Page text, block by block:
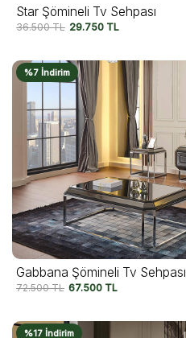
Star Şömineli Tv Sehpası
36.500TL 29.750 TL
%7 İndirim
Gabbana Şömineli Tv Sehpası
72.500TL 67.500 TL
%17 İndirim